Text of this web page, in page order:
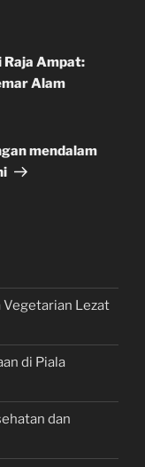
Raja Ampat:
Alam
mendalam
Vegetarian Lezat
di Piala
dan